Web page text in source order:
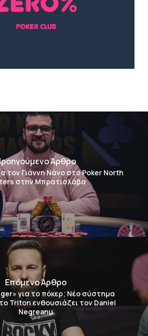
Άρθρο
τον Γιάννη Νάνο στο Poker North
στην Μπρατισλάβα
Επόμενο Άρθρο
για το πόκερ; Νέο σύστημα
Triton ενθουσιάζει τον Daniel
Negreanu